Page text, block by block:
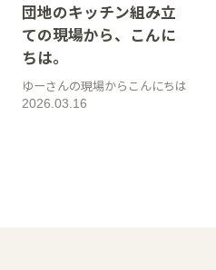
団地のキッチン組み立
ての現場から、こんに
ちは。
2026.03.16
ゆーさんの現場からこんにちは